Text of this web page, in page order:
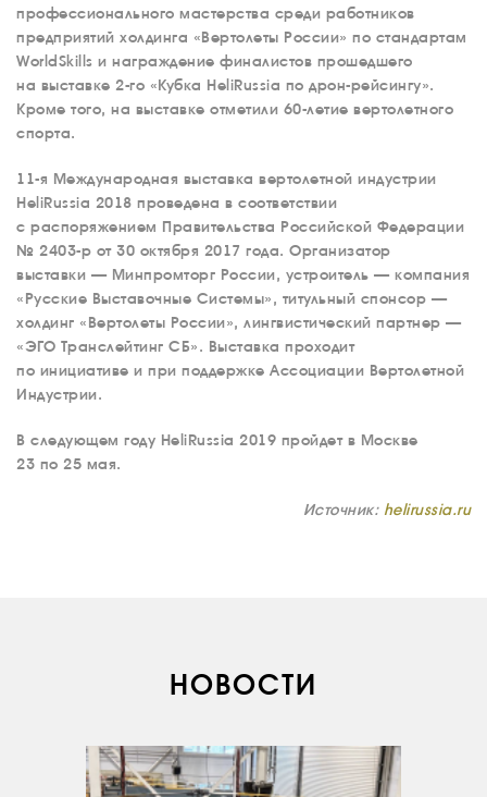
профессионального мастерства среди работников
предприятий холдинга «Вертолеты России» по стандартам
WorldSkills и награждение финалистов прошедшего
на выставке 2-го «Кубка HeliRussia по дрон-рейсингу».
Кроме того, на выставке отметили 60-летие вертолетного
спорта.
11-я Международная выставка вертолетной индустрии
HeliRussia 2018 проведена в соответствии
с распоряжением Правительства Российской Федерации
№ 2403-р от 30 октября 2017 года. Организатор
выставки — Минпромторг России, устроитель — компания
«Русские Выставочные Системы», титульный спонсор —
холдинг «Вертолеты России», лингвистический партнер —
«ЭГО Транслейтинг СБ». Выставка проходит
по инициативе и при поддержке Ассоциации Вертолетной
Индустрии.
В следующем году HeliRussia 2019 пройдет в Москве
23 по 25 мая.
Источник: helirussia.ru
НОВОСТИ